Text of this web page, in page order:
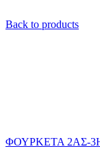
Back to products
ΦΟΥΡΚΕΤΑ 2ΑΣ-